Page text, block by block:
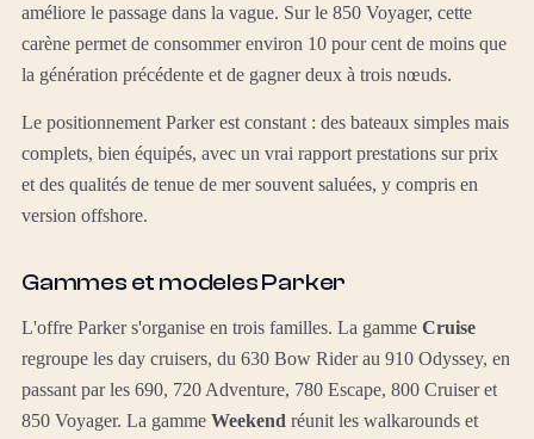
améliore le passage dans la vague. Sur le 850 Voyager, cette
carène permet de consommer environ 10 pour cent de moins que
la génération précédente et de gagner deux à trois nœuds.
Le positionnement Parker est constant : des bateaux simples mais
complets, bien équipés, avec un vrai rapport prestations sur prix
et des qualités de tenue de mer souvent saluées, y compris en
version offshore.
Gammes et modeles Parker
L'offre Parker s'organise en trois familles. La gamme Cruise
regroupe les day cruisers, du 630 Bow Rider au 910 Odyssey, en
passant par les 690, 720 Adventure, 780 Escape, 800 Cruiser et
850 Voyager. La gamme Weekend réunit les walkarounds et